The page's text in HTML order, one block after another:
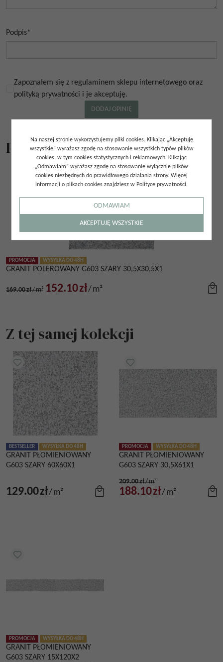
Podpis*
Zapoznałem się z regulaminem sklepu internetowego oraz
polityką prywatności i je akceptuję.
Podobne produkty
PROMOCJA WYSYŁKA DO 48H
GRANIT POLEROWANY G603 SZARY 30,5X30,5X1
169.00zł/m² 152.10zł/m²
Z tej samej kolekcji
BESTSELLER WYSYŁKA DO 48H
GRANIT PŁOMIENIOWANY
G603 SZARY 60X60X1
129.00zł/m²
PROMOCJA WYSYŁKA DO 48H
GRANIT PŁOMIENIOWANY
G603 SZARY 30,5X61X1
209.00zł/m²
188.10zł/m²
PROMOCJA WYSYŁKA DO 48H
GRANIT PŁOMIENIOWANY
G603 SZARY 15X120X2
Na naszej stronie wykorzystujemy pliki cookies. Klikając „Akceptuję
wszystkie” wyrażasz zgodę na stosowanie wszystkich typów plików
cookies, w tym cookies statystycznych i reklamowych. Klikając
„Odmawiam” wyrażasz zgodę na stosowanie wyłącznie plików
cookies niezbędnych do prawidłowego działania strony. Więcej
informacji o plikach cookies znajdziesz w Polityce prywatności.
ODMAWIAM
AKCEPTUJĘ WSZYSTKIE